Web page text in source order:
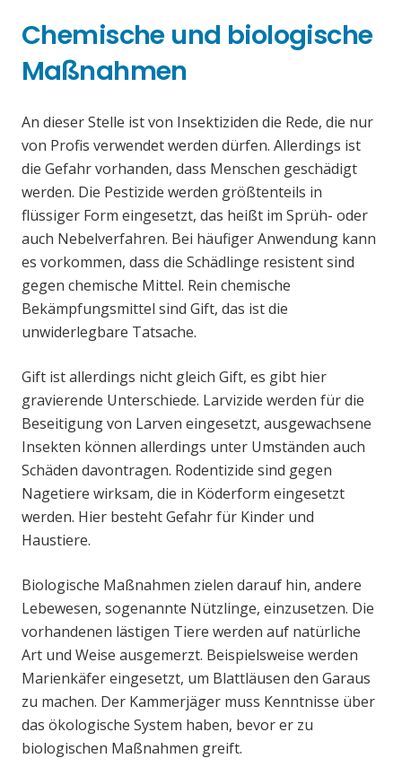
Chemische und biologische
Maßnahmen
An dieser Stelle ist von Insektiziden die Rede, die nur
von Profis verwendet werden dürfen. Allerdings ist
die Gefahr vorhanden, dass Menschen geschädigt
werden. Die Pestizide werden größtenteils in
flüssiger Form eingesetzt, das heißt im Sprüh- oder
auch Nebelverfahren. Bei häufiger Anwendung kann
es vorkommen, dass die Schädlinge resistent sind
gegen chemische Mittel. Rein chemische
Bekämpfungsmittel sind Gift, das ist die
unwiderlegbare Tatsache.
Gift ist allerdings nicht gleich Gift, es gibt hier
gravierende Unterschiede. Larvizide werden für die
Beseitigung von Larven eingesetzt, ausgewachsene
Insekten können allerdings unter Umständen auch
Schäden davontragen. Rodentizide sind gegen
Nagetiere wirksam, die in Köderform eingesetzt
werden. Hier besteht Gefahr für Kinder und
Haustiere.
Biologische Maßnahmen zielen darauf hin, andere
Lebewesen, sogenannte Nützlinge, einzusetzen. Die
vorhandenen lästigen Tiere werden auf natürliche
Art und Weise ausgemerzt. Beispielsweise werden
Marienkäfer eingesetzt, um Blattläusen den Garaus
zu machen. Der Kammerjäger muss Kenntnisse über
das ökologische System haben, bevor er zu
biologischen Maßnahmen greift.